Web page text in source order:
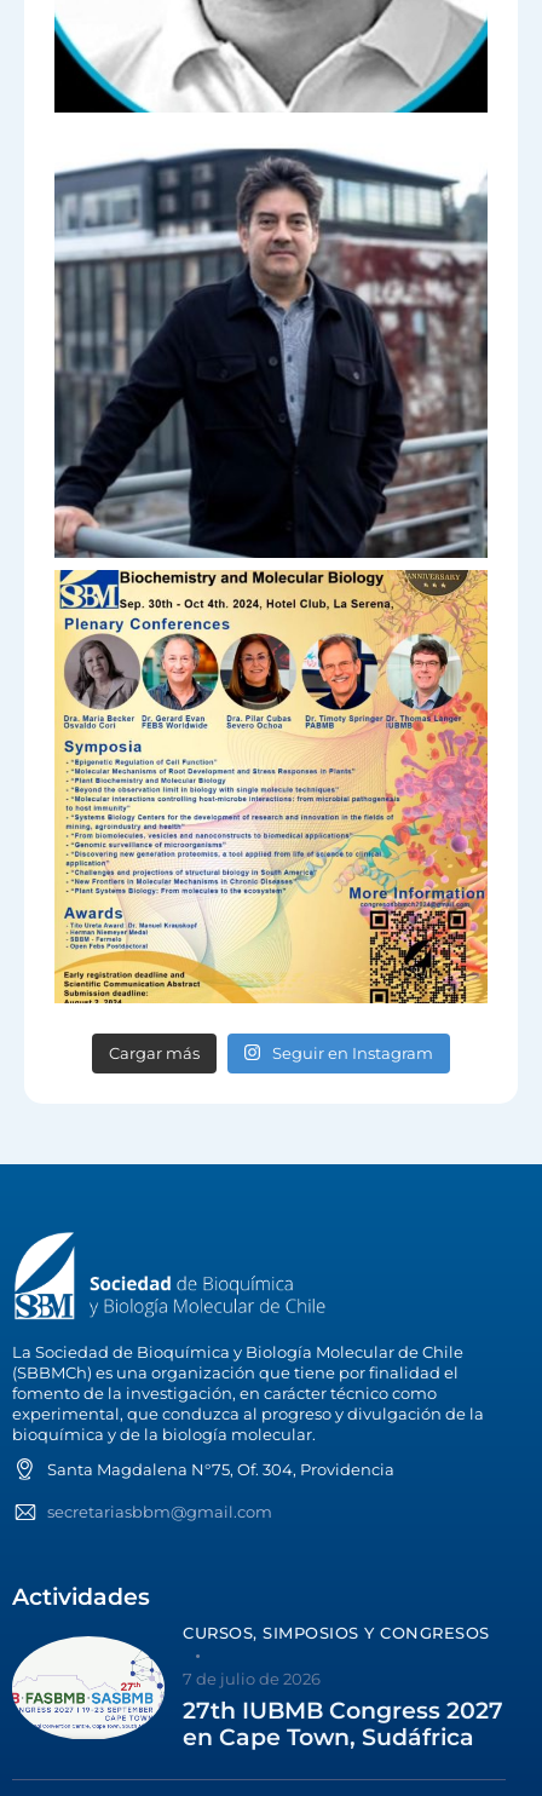
Cargar más Seguir en Instagram
La Sociedad de Bioquímica y Biología Molecular de Chile
(SBBMCh) es una organización que tiene por finalidad el
fomento de la investigación, en carácter técnico como
experimental, que conduzca al progreso y divulgación de la
bioquímica y de la biología molecular.
Santa Magdalena N°75, Of. 304, Providencia
secretariasbbm@gmail.com
Actividades
CURSOS, SIMPOSIOS Y CONGRESOS
7 de julio de 2026
27th IUBMB Congress 2027
en Cape Town, Sudáfrica